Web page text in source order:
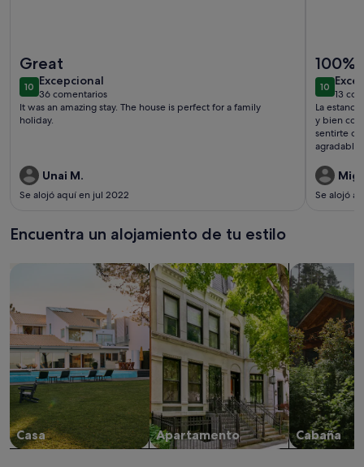
Great
1010 de 10
Excepcional
excepcional
36 comentarios
(36 comentarios)
It was an amazing stay. The house is perfect for a family
holiday.
Unai M.
Se alojó aquí en jul 2022
100%
1010 de 10
13
(13
La
y bien
sentirte
español,
para
Se alojó
Encuentra un alojamiento de tu estilo
Casa Apartamento
Busca apartamentos
Cabaña
Buscar